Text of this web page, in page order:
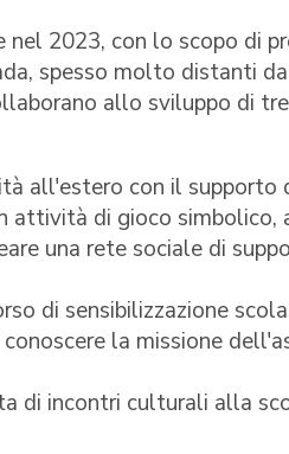
nel 2023, con lo scopo di
spesso molto distanti
allo sviluppo di
all'estero con il supporto
attività di gioco simbolico,
una rete sociale di
di sensibilizzazione
la missione
di incontri culturali alla